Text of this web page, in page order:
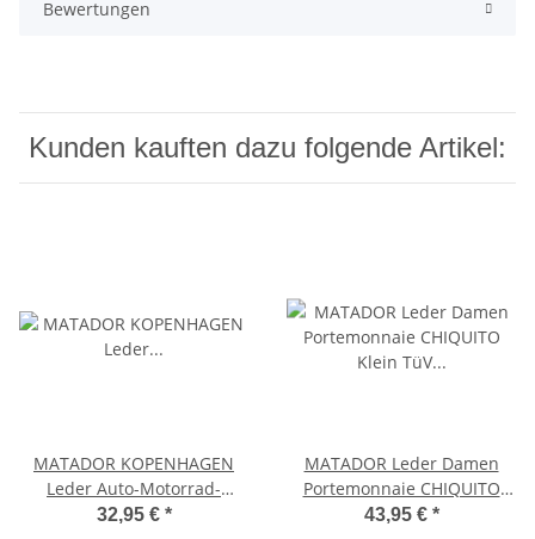
Bewertungen
Kunden kauften dazu folgende Artikel:
MATADOR KOPENHAGEN
Leder Auto-Motorrad-
Schlüssel-Tasche-Etui
32,95 € *
MATADOR Leder Damen
Portemonnaie CHIQUITO
Klein TüV RFID Pink
43,95 € *